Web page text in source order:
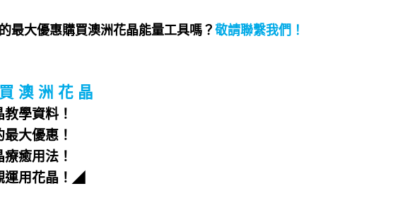
最大優惠購買澳洲花晶能量工具嗎？敬請聯繫我們！
澳 洲 花 晶
學資料！
大優惠！
癒用法！
用花晶！ ◢